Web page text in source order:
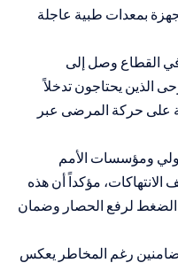
بمعدات طبية عاجلة
القطاع وصل إلى
الذين يحتاجون تدخلاً
على حركة المرضى عبر
ومؤسسات الأمم
مؤكداً أن هذه
الضغط لرفع الحصار وضمان
رغم المخاطر يعكس